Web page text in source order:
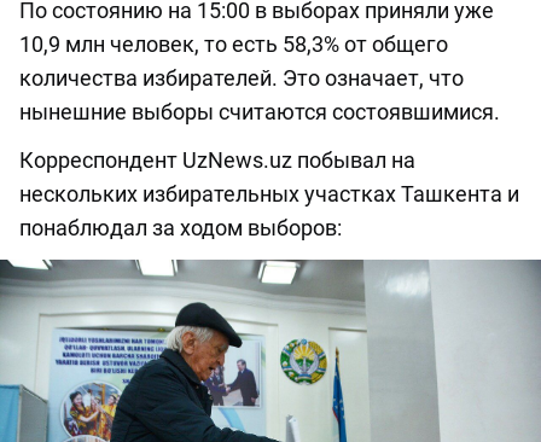
По состоянию на 15:00 в выборах приняли уже
10,9 млн человек, то есть 58,3% от общего
количества избирателей. Это означает, что
нынешние выборы считаются состоявшимися.
Корреспондент UzNews.uz побывал на
нескольких избирательных участках Ташкента и
понаблюдал за ходом выборов: